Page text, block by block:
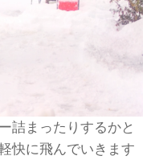
詰まったりするかと
快に飛んでいきます